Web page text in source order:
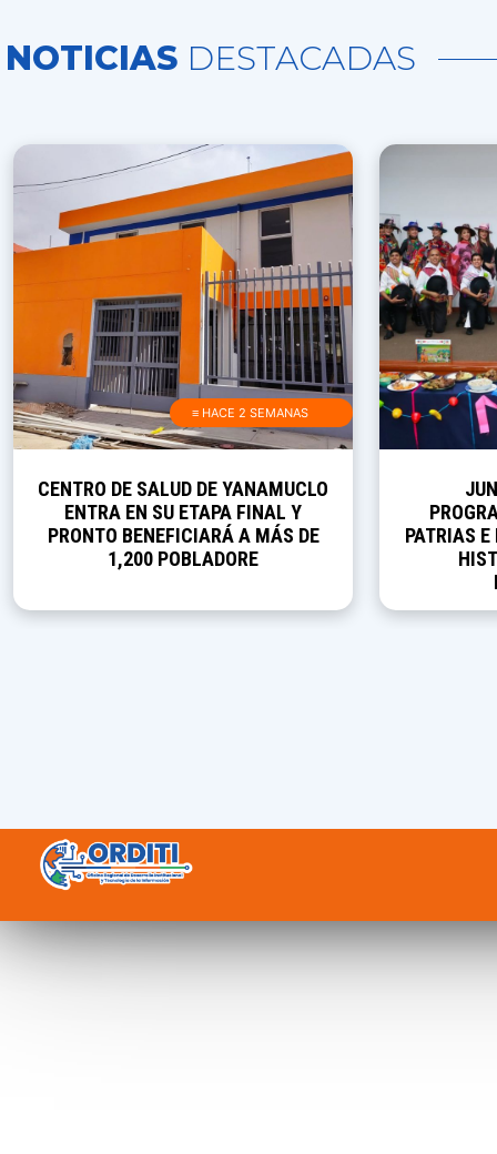
NOTICIAS DESTACADAS
≡ HACE 2 SEMANAS
CENTRO DE SALUD DE YANAMUCLO
ENTRA EN SU ETAPA FINAL Y
PRONTO BENEFICIARÁ A MÁS DE
1,200 POBLADORE
PATRIAS